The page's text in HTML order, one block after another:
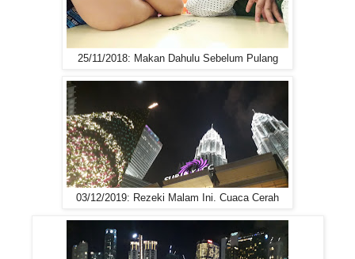
25/11/2018: Makan Dahulu Sebelum Pulang
03/12/2019: Rezeki Malam Ini. Cuaca Cerah